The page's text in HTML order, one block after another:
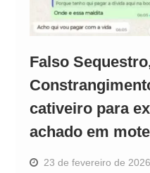
Falso
cativeiro para
achado em
23 de fevereiro de 2026